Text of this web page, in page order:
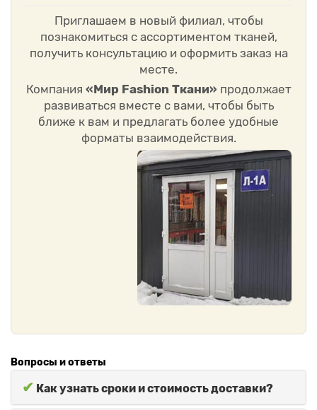
Приглашаем в новый филиал, чтобы
познакомиться с ассортиментом тканей,
получить консультацию и оформить заказ на
месте.
Компания «Мир Fashion Ткани» продолжает
развиваться вместе с вами, чтобы быть
ближе к вам и предлагать более удобные
форматы взаимодействия.
Вопросы и ответы
✔ Как узнать сроки и стоимость доставки?